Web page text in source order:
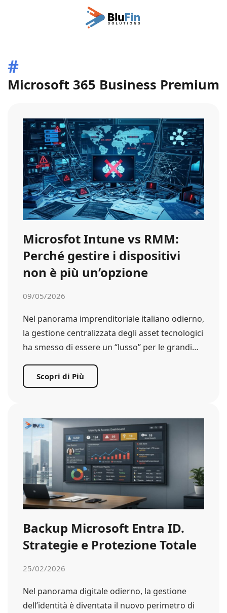
#
Microsoft 365 Business Premium
Microsfot Intune vs RMM:
Perché gestire i dispositivi
non è più un’opzione
09/05/2026
Nel panorama imprenditoriale italiano odierno,
la gestione centralizzata degli asset tecnologici
ha smesso di essere un “lusso” per le grandi…
Scopri di Più
Backup Microsoft Entra ID.
Strategie e Protezione Totale
25/02/2026
Nel panorama digitale odierno, la gestione
dell’identità è diventata il nuovo perimetro di